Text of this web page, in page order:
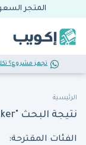
المتجر
تجهز مشروع؟
الرئيسية
نتيجة البحث "chemex 6 cup drip coffee maker"
الفئات المقترحة: